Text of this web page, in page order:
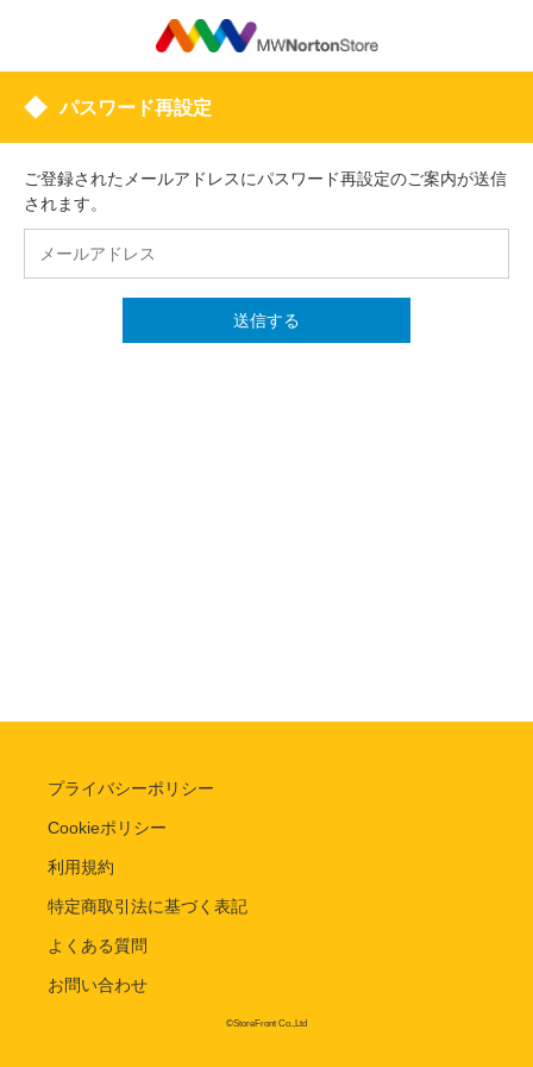
パスワード再設定
ご登録されたメールアドレスにパスワード再設定のご案内が送信
されます。
送信する
プライバシーポリシー
Cookieポリシー
利用規約
特定商取引法に基づく表記
よくある質問
お問い合わせ
©StoreFront Co.,Ltd